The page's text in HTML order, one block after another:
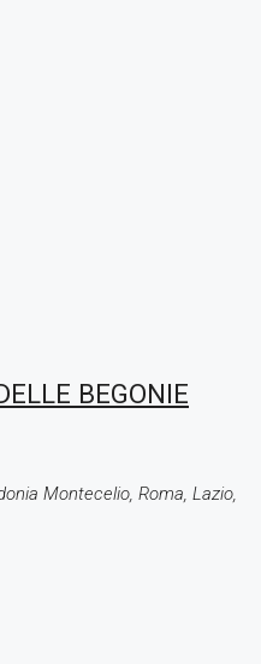
BEGONIE
Montecelio, Roma, Lazio,